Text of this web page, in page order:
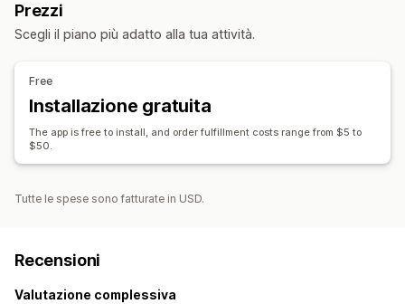
Prezzi
Scegli il piano più adatto alla tua attività.
Free
Installazione gratuita
The app is free to install, and order fulfillment costs range from $5 to
$50.
Tutte le spese sono fatturate in USD.
Recensioni
Valutazione complessiva